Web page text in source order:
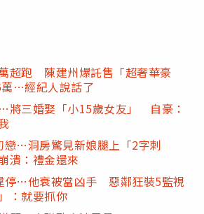
超跑 陳建州爆託售「超奢華豪
…經紀人說話了
將三婚娶「小15歲女友」 自豪：
戀…洞房驚見新娘腿上「2字刺
潰：禮金還來
停…他衰被當凶手 惡鄰狂裝5監視
：就要抓你